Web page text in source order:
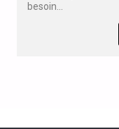
besoin...